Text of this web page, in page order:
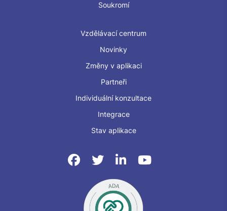
Soukromí
Vzdělávací centrum
Novinky
Změny v aplikaci
Partneři
Individuální konzultace
Integrace
Stav aplikace